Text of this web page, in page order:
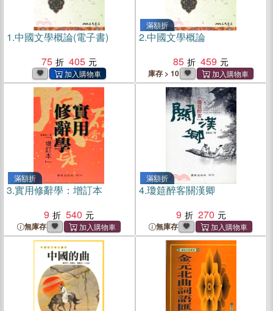
1.中國文學概論(電子書)
75
405
滿額折
2.中國文學概論
85
459
庫存 > 10
滿額折
3.實用修辭學：增訂本
9
540
無庫存
滿額折
4.瓊筵醉客關漢卿
9
270
無庫存